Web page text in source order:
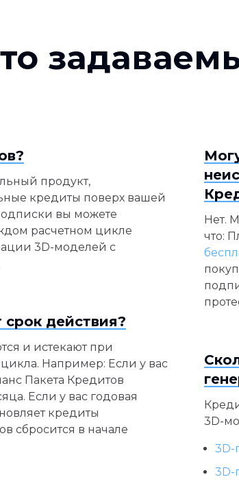
продукт,
кредиты поверх вашей
вы можете
расчетном цикле
3D-моделей с
действия?
и истекают при
Например: Если у вас
Пакета Кредитов
Если у вас годовая
кредиты
сбросится в начале
Нет.
что:
3D-
3D-
3D-